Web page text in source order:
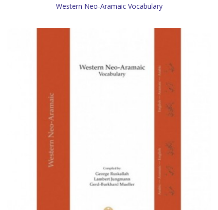
Western Neo-Aramaic Vocabulary